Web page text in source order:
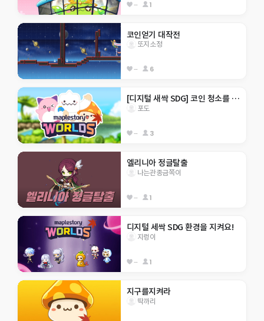
-- 1
코인얻기 대작전
또지소정
-- 6
[디지털 새싹 SDG] 코인 청소를 부탁해~
포도
-- 3
엘리니아 정글탈출
나는관종금쪽이
-- 1
디지털 세싹 SDG 환경을 지켜요!
지렁이
-- 1
지구를지켜라
딱까리